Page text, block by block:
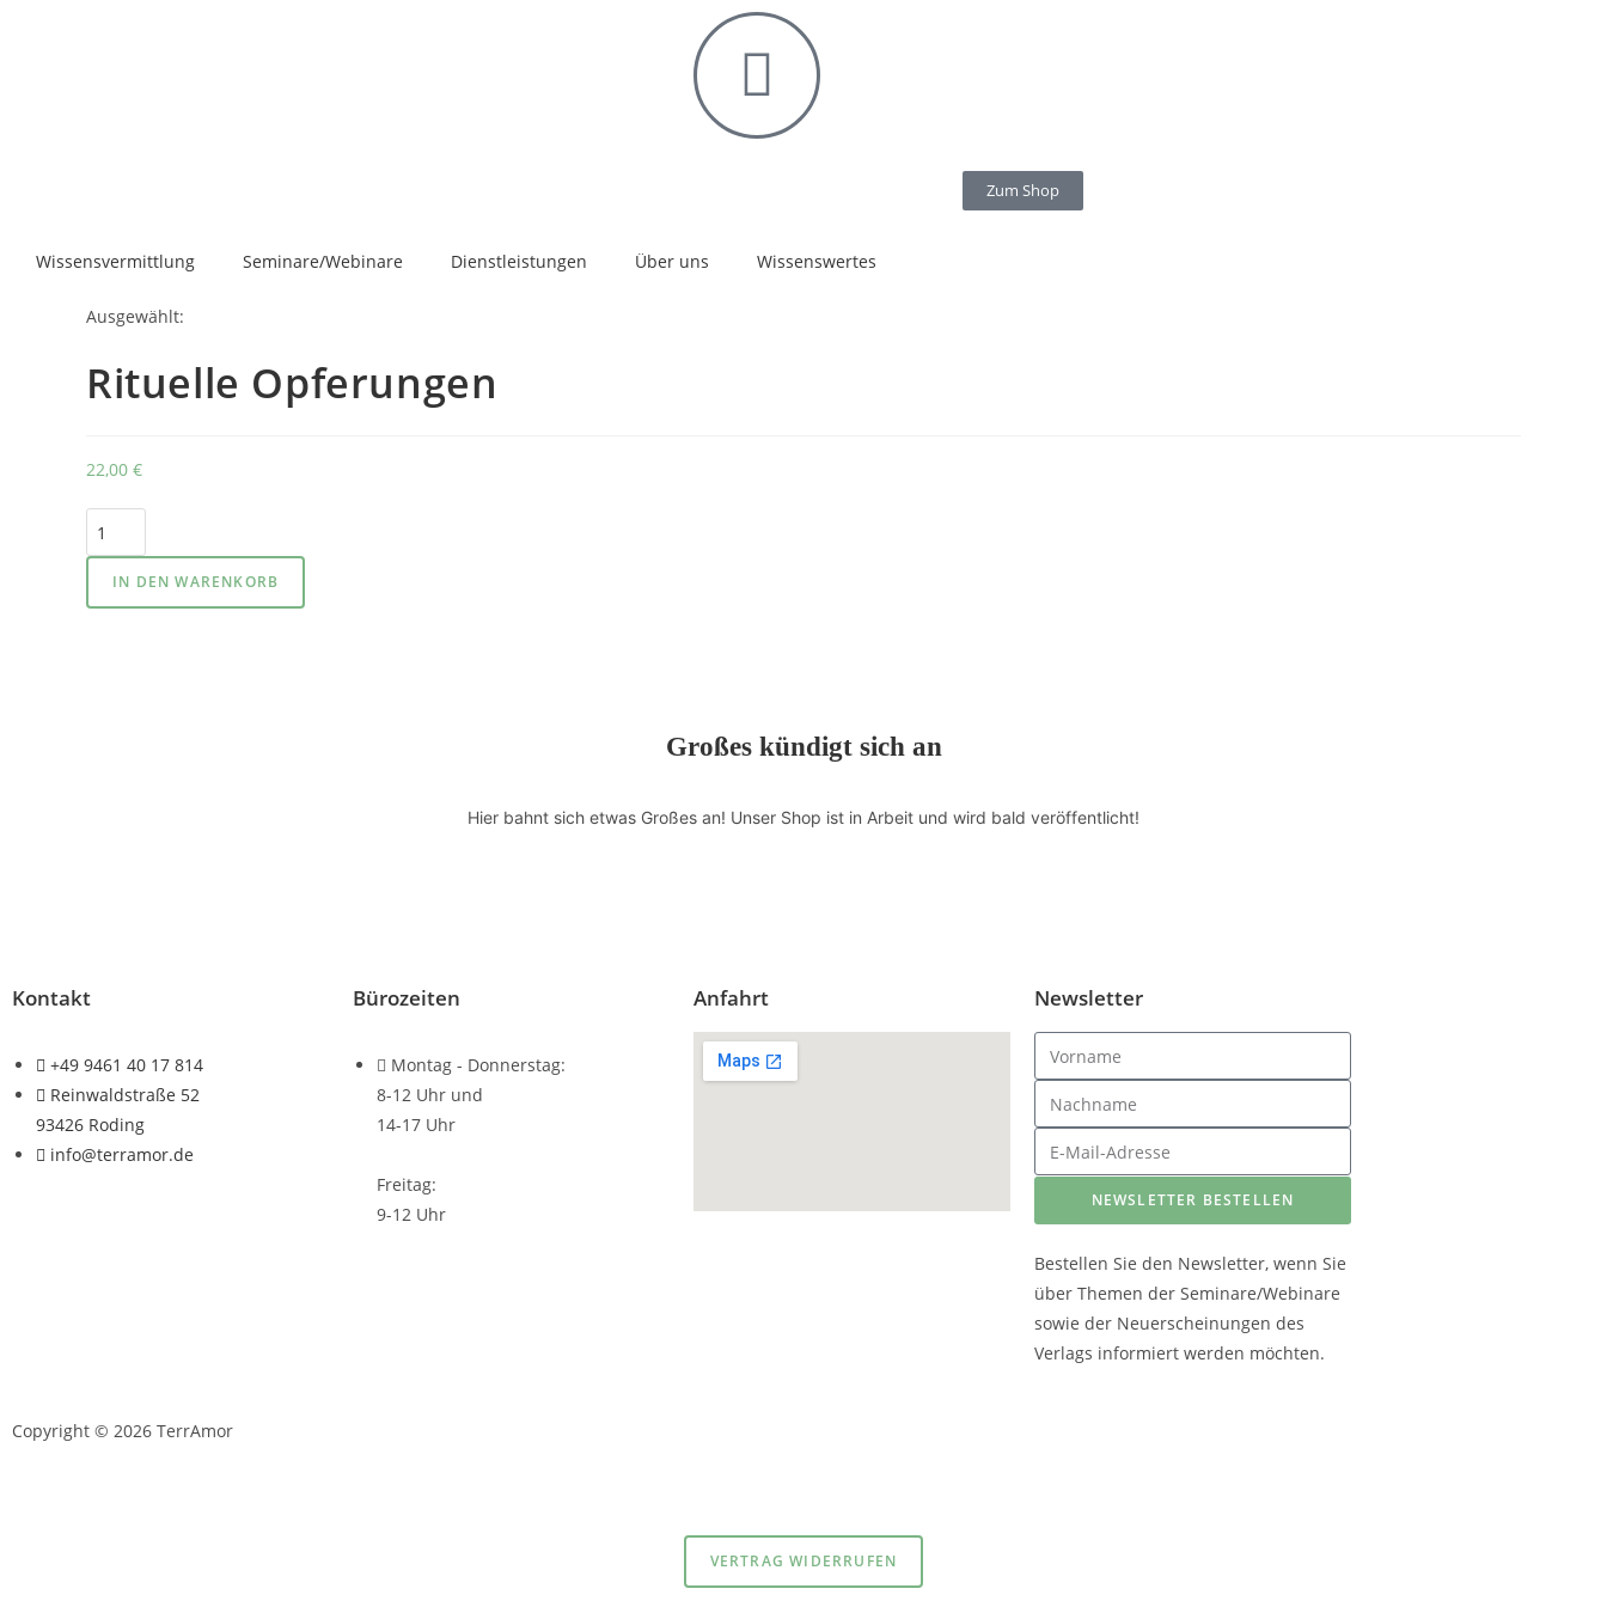
Zum Shop
Wissensvermittlung Seminare/Webinare Dienstleistungen Über uns Wissenswertes
Ausgewählt:
Rituelle Opferungen
22,00 €
IN DEN WARENKORB
Großes kündigt sich an
Hier bahnt sich etwas Großes an! Unser Shop ist in Arbeit und wird bald veröffentlicht!
Kontakt
+49 9461 40 17 814
Reinwaldstraße 52
93426 Roding
info@terramor.de
Bürozeiten
Montag - Donnerstag:
8-12 Uhr und
14-17 Uhr
Freitag:
9-12 Uhr
Anfahrt Newsletter
NEWSLETTER BESTELLEN
Bestellen Sie den Newsletter, wenn Sie
über Themen der Seminare/Webinare
sowie der Neuerscheinungen des
Verlags informiert werden möchten.
Copyright © 2026 TerrAmor
VERTRAG WIDERRUFEN